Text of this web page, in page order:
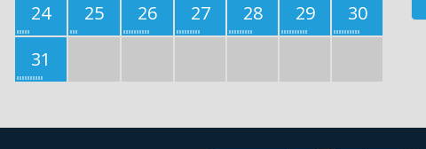
24
25 26 27 28 29
30
31